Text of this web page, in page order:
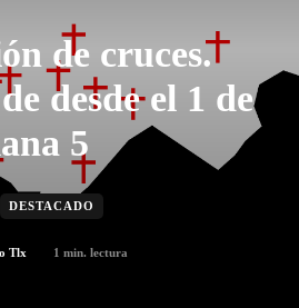
de cruces.
desde el 1 de
5
DESTACADO
Tlx 1 min. lectura